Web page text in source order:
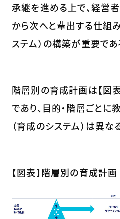
承継を進める上で、経営
から次へと輩出する仕組
ステム）の構築が重要であ
階層別の育成計画は【図
であり、目的・階層ごとに
（育成のシステム）は異な
【図表】階層別の育成計画